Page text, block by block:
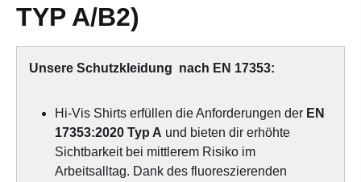
TYP A/B2)
Unsere Schutzkleidung nach EN 17353:
Hi-Vis Shirts erfüllen die Anforderungen der EN
17353:2020 Typ A und bieten dir erhöhte
Sichtbarkeit bei mittlerem Risiko im
Arbeitsalltag. Dank des fluoreszierenden